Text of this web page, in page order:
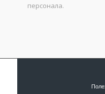
персонала.